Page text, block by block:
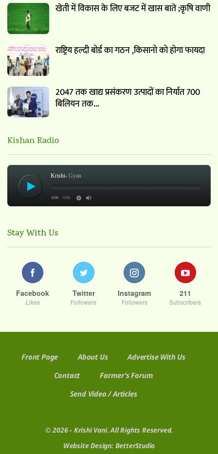
खेती में विकास के लिए बजट में खास बाते ;कृषि वाणी
राष्ट्रिय हल्दी बोर्ड का गठन ,किसानो को होगा फायदा
2047 तक खाद्य प्रसंकरण उत्पादों का निर्यात 700
बिलियन तक…
Kishan Radio
Krishi- Gyan
0:00 / 0:00
Stay With Us
Facebook
Likes
Twitter
Followers
Instagram
Followers
211
Subscribers
Front Page About Us
Advertise With Us
Contact
Farmer’s Forum
Send Video / Articles
© 2026 - Krishi Vani. All Rights Reserved.
Website Design: BetterStudio